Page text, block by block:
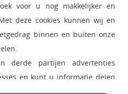
voor u nog makkelijker en
deze cookies kunnen wij en
binnen en buiten onze
derde partijen advertenties
en kunt u informatie delen